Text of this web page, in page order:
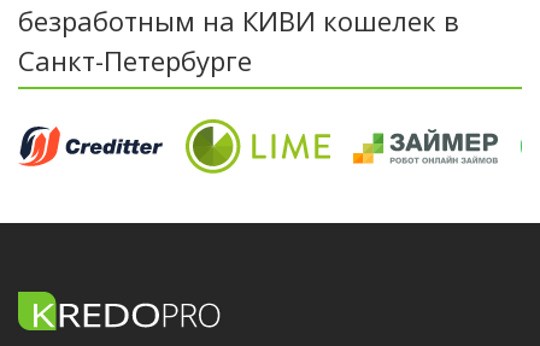
безработным на КИВИ кошелек в
Санкт-Петербурге